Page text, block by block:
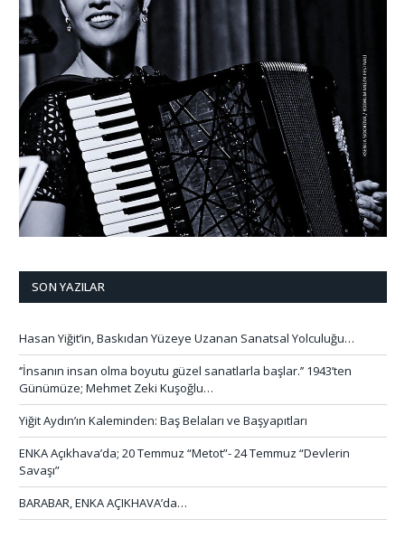
SON YAZILAR
Hasan Yiğit’in, Baskıdan Yüzeye Uzanan Sanatsal Yolculuğu…
‘’İnsanın insan olma boyutu güzel sanatlarla başlar.’’ 1943’ten
Günümüze; Mehmet Zeki Kuşoğlu…
Yiğit Aydın’ın Kaleminden: Baş Belaları ve Başyapıtları
ENKA Açıkhava’da; 20 Temmuz “Metot”- 24 Temmuz “Devlerin
Savaşı”
BARABAR, ENKA AÇIKHAVA’da…